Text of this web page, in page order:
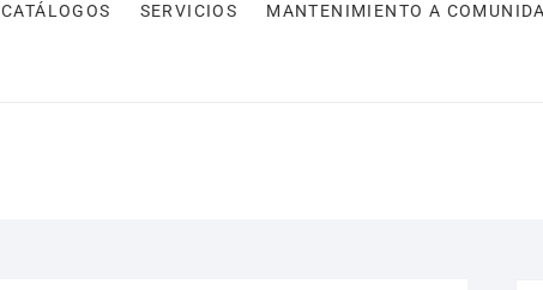
CATÁLOGOS SERVICIOS MANTENIMIENTO A